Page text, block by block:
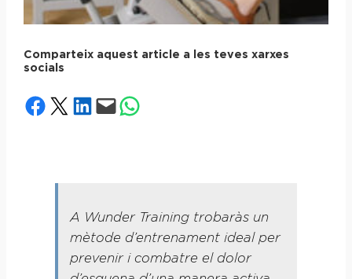
Comparteix aquest article a les teves xarxes
socials
Share on Facebook
Share on X Share on LinkedIn
Email this PageShare on WhatsApp
A Wunder Training trobaràs un
mètode d’entrenament ideal per
prevenir i combatre el dolor